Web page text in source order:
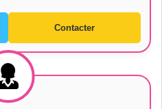
Contacter